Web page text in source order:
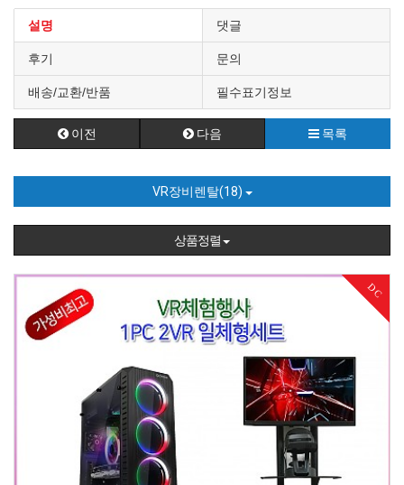
설명 댓글
후기 문의
배송/교환/반품 필수표기정보
이전 다음 목록
VR장비렌탈(18)
상품정렬
DC